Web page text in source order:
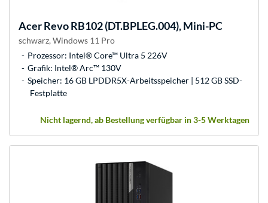
AcerRevo RB102 (DT.BPLEG.004), Mini-PC
schwarz, Windows 11 Pro
Prozessor: Intel® Core™ Ultra 5 226V
Grafik: Intel® Arc™ 130V
Speicher: 16 GB LPDDR5X-Arbeitsspeicher | 512 GB SSD-
Festplatte
Nicht lagernd, ab Bestellung verfügbar in 3-5 Werktagen